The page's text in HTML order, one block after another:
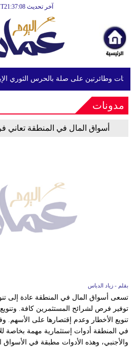
آخر تحديث GMT21:37:08
وطائرتين على صلة بالحرس الثوري
مدونات
أسواق المال في المنطقة تعاني
بقلم - زياد الدباس
تسعى أسواق المال في المنطقة عادة إلى
توفير فرص لشرائح المستثمرين كافة. وتنويع
تنويع الأخطار وعدم إقتصارها على
في المنطقة أدوات إستثمارية مهمة بخاصة
والأجنبي، وهذه الأدوات مطبقة في الأسواق